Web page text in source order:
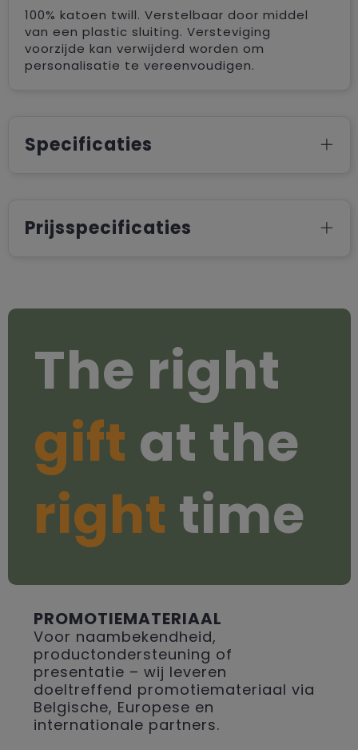
100% katoen twill. Verstelbaar door middel
van een plastic sluiting. Versteviging
voorzijde kan verwijderd worden om
personalisatie te vereenvoudigen.
Specificaties
Prijsspecificaties
The right
gift at the
right time
PROMOTIEMATERIAAL
Voor naambekendheid,
productondersteuning of
presentatie – wij leveren
doeltreffend promotiemateriaal via
Belgische, Europese en
internationale partners.